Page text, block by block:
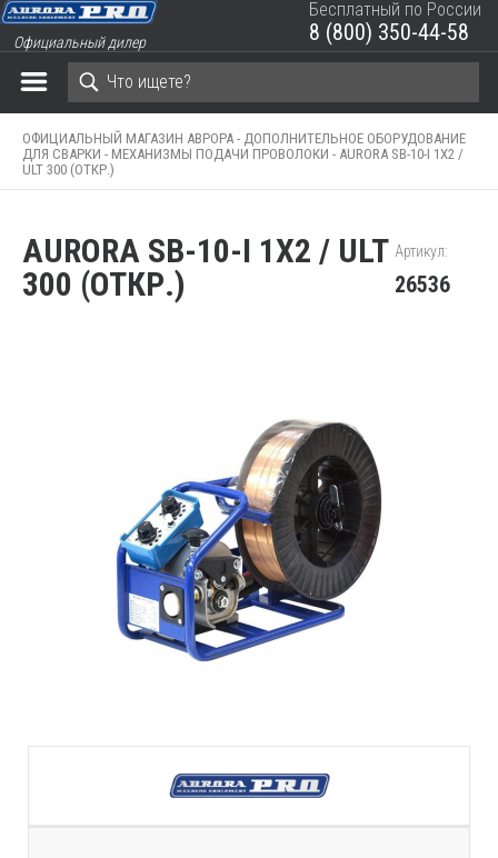
Официальный дилер
Бесплатный по России
8 (800) 350-44-58
ОФИЦИАЛЬНЫЙ МАГАЗИН АВРОРА - ДОПОЛНИТЕЛЬНОЕ ОБОРУДОВАНИЕ
ДЛЯ СВАРКИ - МЕХАНИЗМЫ ПОДАЧИ ПРОВОЛОКИ - AURORA SB-10-I 1X2 /
ULT 300 (ОТКР.)
AURORA SB-10-I 1X2 / ULT
300 (ОТКР.)
Артикул:
26536
ЗАКРЫТЬ КОРЗИНУ